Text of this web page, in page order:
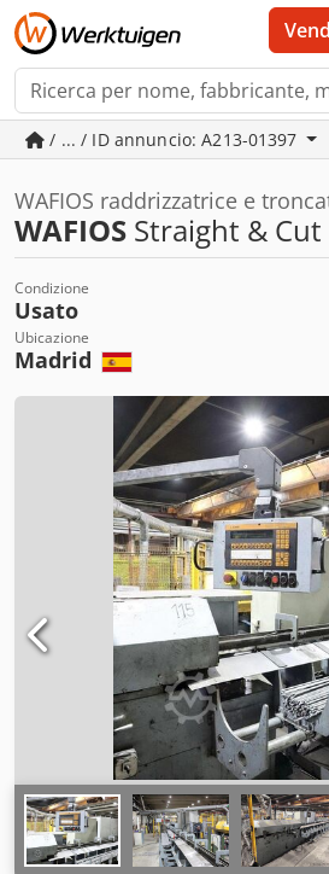
/ ... / ID annuncio: A213-01397
WAFIOS raddrizzatrice e
WAFIOS Straight & Cut
Condizione
Usato
Ubicazione
Madrid